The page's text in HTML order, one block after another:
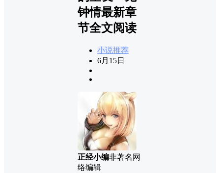
钟情最新章
节全文阅读
小说推荐
6月15日
正经小编非著名网
络编辑